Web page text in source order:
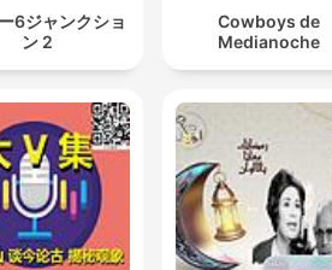
6ジャンクショ
ン 2
Cowboys de
Medianoche